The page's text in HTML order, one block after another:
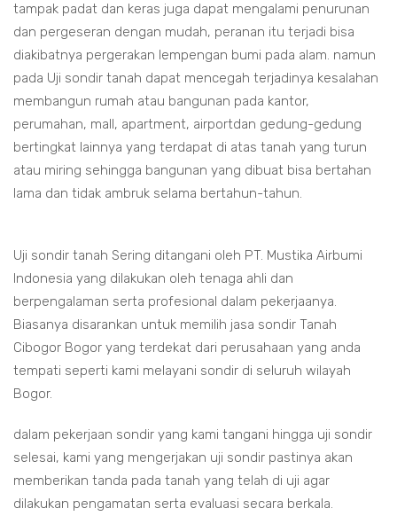
tampak padat dan keras juga dapat mengalami penurunan
dan pergeseran dengan mudah, peranan itu terjadi bisa
diakibatnya pergerakan lempengan bumi pada alam. namun
pada Uji sondir tanah dapat mencegah terjadinya kesalahan
membangun rumah atau bangunan pada kantor,
perumahan, mall, apartment, airportdan gedung-gedung
bertingkat lainnya yang terdapat di atas tanah yang turun
atau miring sehingga bangunan yang dibuat bisa bertahan
lama dan tidak ambruk selama bertahun-tahun.
Uji sondir tanah Sering ditangani oleh PT. Mustika Airbumi
Indonesia yang dilakukan oleh tenaga ahli dan
berpengalaman serta profesional dalam pekerjaanya.
Biasanya disarankan untuk memilih jasa sondir Tanah
Cibogor Bogor yang terdekat dari perusahaan yang anda
tempati seperti kami melayani sondir di seluruh wilayah
Bogor.
dalam pekerjaan sondir yang kami tangani hingga uji sondir
selesai, kami yang mengerjakan uji sondir pastinya akan
memberikan tanda pada tanah yang telah di uji agar
dilakukan pengamatan serta evaluasi secara berkala.